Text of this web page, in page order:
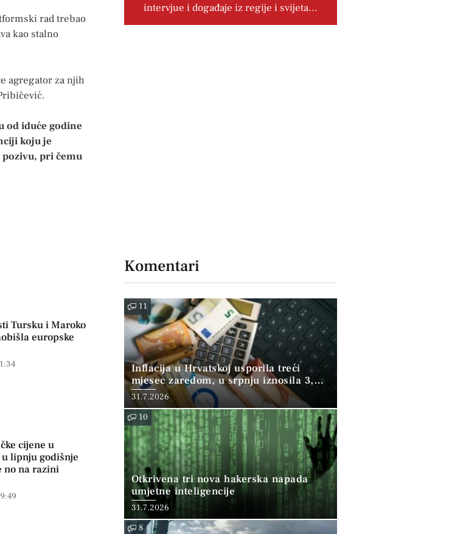
rad trebao
kao stalno
agregator za njih
od iduće godine
koju je
pri čemu
Tursku i Maroko
europske
cijene u
lipnju godišnje
no na razini
intervjue i događaje iz regije i svijeta…
Komentari
11
Inflacija u Hrvatskoj usporila treći
mjesec zaredom, u srpnju iznosila 3,9
posto
31.7.2026
10
Otkrivena tri nova hakerska napada
umjetne inteligencije
31.7.2026
8